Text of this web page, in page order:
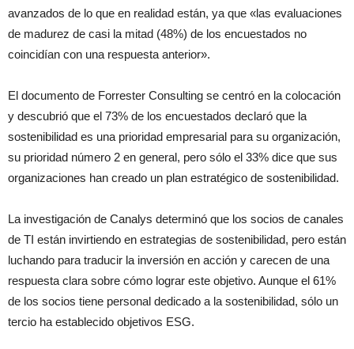
avanzados de lo que en realidad están, ya que «las evaluaciones
de madurez de casi la mitad (48%) de los encuestados no
coincidían con una respuesta anterior».
El documento de Forrester Consulting se centró en la colocación
y descubrió que el 73% de los encuestados declaró que la
sostenibilidad es una prioridad empresarial para su organización,
su prioridad número 2 en general, pero sólo el 33% dice que sus
organizaciones han creado un plan estratégico de sostenibilidad.
La investigación de Canalys determinó que los socios de canales
de TI están invirtiendo en estrategias de sostenibilidad, pero están
luchando para traducir la inversión en acción y carecen de una
respuesta clara sobre cómo lograr este objetivo. Aunque el 61%
de los socios tiene personal dedicado a la sostenibilidad, sólo un
tercio ha establecido objetivos ESG.